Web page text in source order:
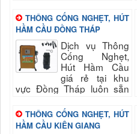
trường khu vực Hậu Giang
và các khu vực lân cận
cùng...
THÔNG CỐNG NGHẸT, HÚT
HẦM CẦU ĐỒNG THÁP
Dịch vụ Thông
Cống Nghẹt,
Hút Hầm Cầu
giá rẻ tại khu
vực Đồng Tháp luôn sẵn
nhanh và đảm bảo uy tín,
chất lượng hài lòng quý...
THÔNG CỐNG NGHẸT, HÚT
HẦM CẦU KIÊN GIANG